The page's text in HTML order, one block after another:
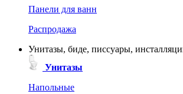
Панели для ванн
Распродажа
Унитазы, биде, писсуары,
Унитазы
Напольные